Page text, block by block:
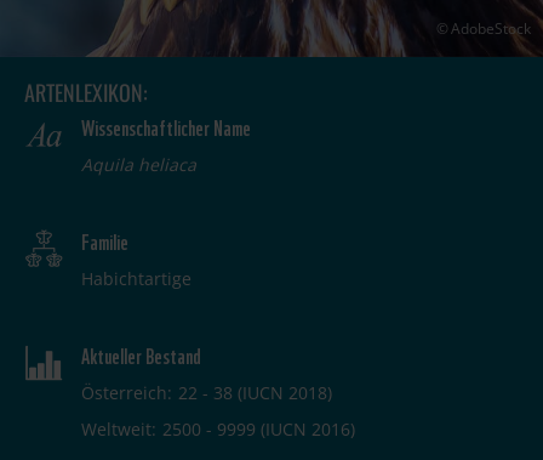
AdobeStock
ARTENLEXIKON:
Wissenschaftlicher Name
Aquila heliaca
Familie
Habichtartige
Aktueller Bestand
Österreich 22 - 38 (IUCN 2018)
Weltweit 2500 - 9999 (IUCN 2016)